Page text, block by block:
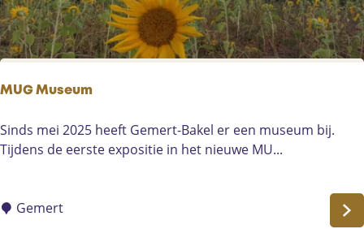
l
m
u
s
e
m
H
m
o
MUG Museum
M
U
u
Sinds mei 2025 heeft Gemert-Bakel er een museum bij.
Tijdens de eerste expositie in het nieuwe MU...
Gemert